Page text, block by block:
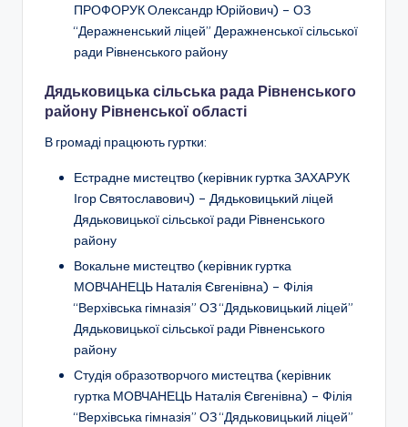
ПРОФОРУК Олександр Юрійович) – ОЗ
“Деражненський ліцей” Деражненської сільської
ради Рівненського району
Дядьковицька сільська рада Рівненського
району Рівненської області
В громаді працюють гуртки:
Естрадне мистецтво(керівник гуртка ЗАХАРУК
Ігор Святославович) – Дядьковицький ліцей
Дядьковицької сільської ради Рівненського
району
Вокальне мистецтво (керівник гуртка
МОВЧАНЕЦЬ Наталія Євгенівна) – Філія
“Верхівська гімназія” ОЗ “Дядьковицький ліцей”
Дядьковицької сільської ради Рівненського
району
Студія образотворчого мистецтва (керівник
гуртка МОВЧАНЕЦЬ Наталія Євгенівна) – Філія
“Верхівська гімназія” ОЗ “Дядьковицький ліцей”